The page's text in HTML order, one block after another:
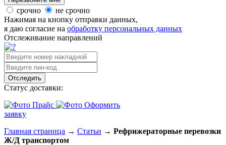
срочно
не срочно
Нажимая на кнопку отправки данных,
я даю согласие на обработку персональных данных
Отслеживание направлений
Отследить
Статус доставки:
Прайс
Оформить
заявку
Главная страница → Статьи → Рефрижераторные перевозки
Ж/Д транспортом